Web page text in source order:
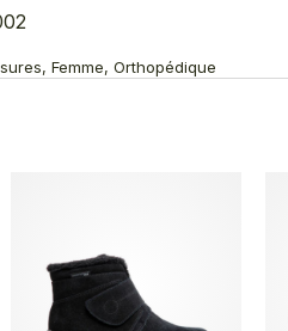
Femme, Orthopédique